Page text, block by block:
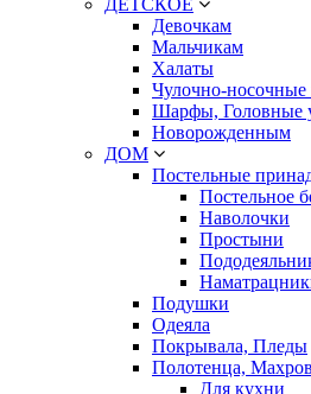
ДЕТСКОЕ
Девочкам
Мальчикам
Халаты
Чулочно-носочные
Шарфы, Головные
Новорожденным
ДОМ
Постельные
Постельное
Наволочки
Простыни
Подушки
Одеяла
Покрывала, Пледы
Полотенца,
Для кухни